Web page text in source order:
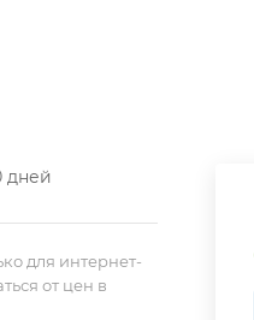
дней
для интернет-
от цен в